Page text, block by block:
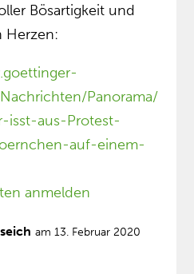
Bösartigkeit und
Herzen:
Panorama/
isst-aus-Protest-
auf-einem-
anmelden
am 13. Februar 2020